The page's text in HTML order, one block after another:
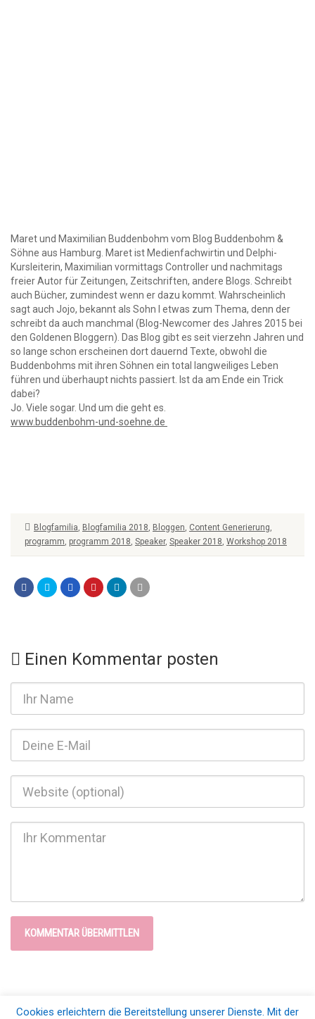
Maret und Maximilian Buddenbohm vom Blog Buddenbohm &
Söhne aus Hamburg. Maret ist Medienfachwirtin und Delphi-
Kursleiterin, Maximilian vormittags Controller und nachmitags
freier Autor für Zeitungen, Zeitschriften, andere Blogs. Schreibt
auch Bücher, zumindest wenn er dazu kommt. Wahrscheinlich
sagt auch Jojo, bekannt als Sohn I etwas zum Thema, denn der
schreibt da auch manchmal (Blog-Newcomer des Jahres 2015 bei
den Goldenen Bloggern). Das Blog gibt es seit vierzehn Jahren und
so lange schon erscheinen dort dauernd Texte, obwohl die
Buddenbohms mit ihren Söhnen ein total langweiliges Leben
führen und überhaupt nichts passiert. Ist da am Ende ein Trick
dabei?
Jo. Viele sogar. Und um die geht es.
www.buddenbohm-und-soehne.de
Blogfamilia, Blogfamilia 2018, Bloggen, Content Generierung,
programm, programm 2018, Speaker, Speaker 2018, Workshop 2018
Einen Kommentar posten
Cookies erleichtern die Bereitstellung unserer Dienste. Mit der